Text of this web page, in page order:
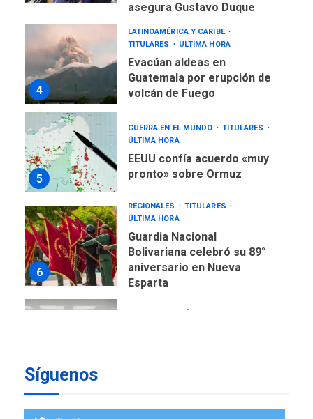
asegura Gustavo Duque
4
LATINOAMÉRICA Y CARIBE
TITULARES
ÚLTIMA HORA
Evacúan aldeas en
Guatemala por erupción de
volcán de Fuego
5
GUERRA EN EL MUNDO
TITULARES
ÚLTIMA HORA
EEUU confía acuerdo «muy
pronto» sobre Ormuz
6
REGIONALES
TITULARES
ÚLTIMA HORA
Guardia Nacional
Bolivariana celebró su 89°
aniversario en Nueva
Esparta
7
Síguenos